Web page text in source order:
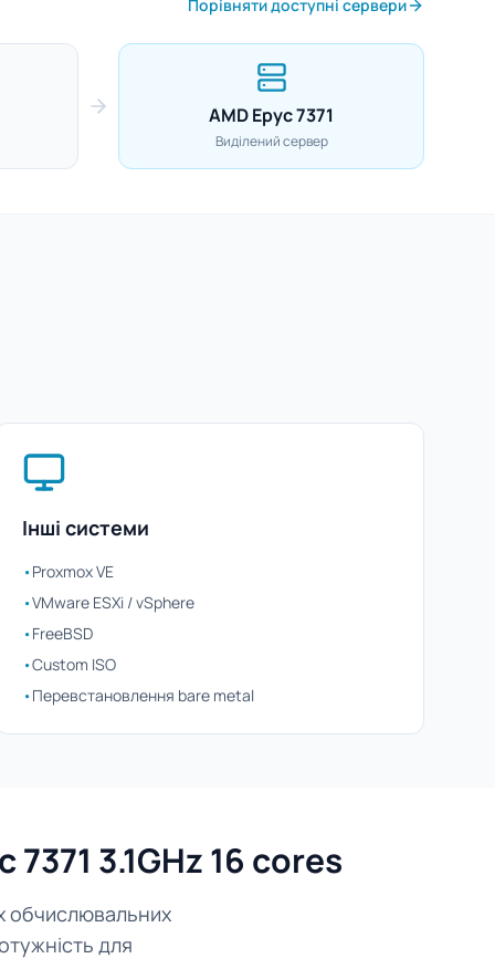
Порівняти доступні сервери
AMD Epyc 7371
Виділений сервер
Інші системи
•Proxmox VE
•VMware ESXi / vSphere
•FreeBSD
•Custom ISO
•Перевстановлення bare metal
3.1GHz 16 cores
обчислювальних
для